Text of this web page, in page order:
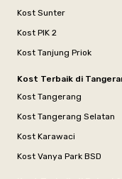
Kost Sunter
Kost PIK 2
Kost Tanjung Priok
Kost Terbaik di
Kost Tangerang
Kost Tangerang Selatan
Kost Karawaci
Kost Vanya Park BSD